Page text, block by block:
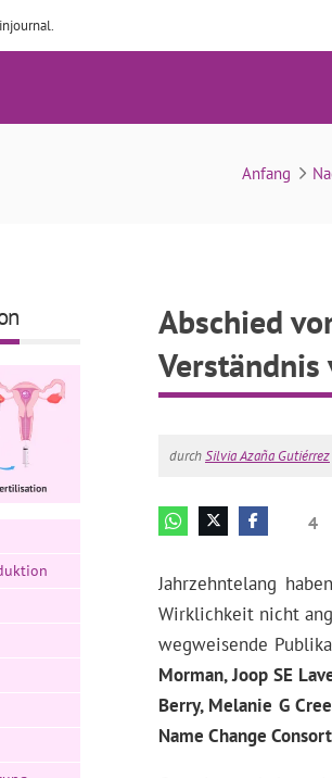
der neue Begriff, der unser Verständnis
Anfang
Abschied
durchSilvia Azaña Gutiérrez
4
Jahrzehntelang
Wirklichkeit nicht
wegweisende
Morman, Joop SE
Berry, Melanie G
Name Change